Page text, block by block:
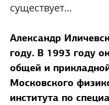
существует...
Александр
году. В 1993 году
общей и
Московского
института по